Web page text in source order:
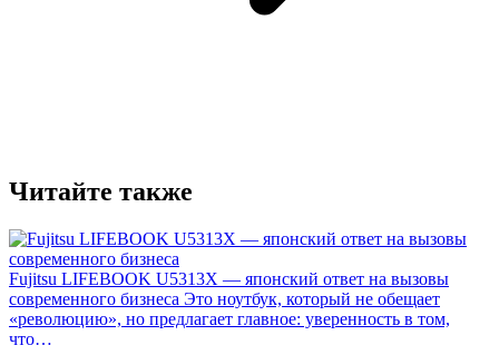
Читайте также
Fujitsu LIFEBOOK U5313X — японский ответ на вызовы
современного бизнеса Это ноутбук, который не обещает
«революцию», но предлагает главное: уверенность в том,
что…